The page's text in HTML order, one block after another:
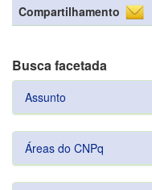
Compartilhamento
Busca facetada
Assunto
Áreas do CNPq